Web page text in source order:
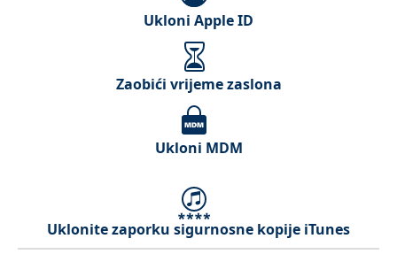
Ukloni Apple ID
Zaobići vrijeme zaslona
Ukloni MDM
Uklonite zaporku sigurnosne kopije iTunes